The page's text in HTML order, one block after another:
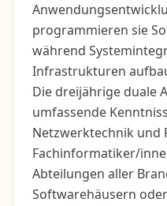
programmieren sie
während
Infrastrukturen
Die dreijährige duale
umfassende
Netzwerktechnik und
Fachinformatiker/
Abteilungen aller
Softwarehäusern